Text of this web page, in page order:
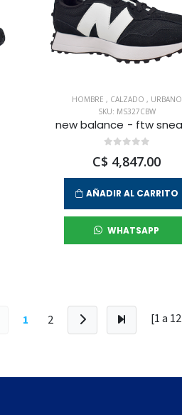
HOMBRE , CALZADO , URBANO
SKU: MS327CBW
C$ 4,847.00
AÑADIR AL CARRITO
WHATSAPP
1 2 [1 a 12